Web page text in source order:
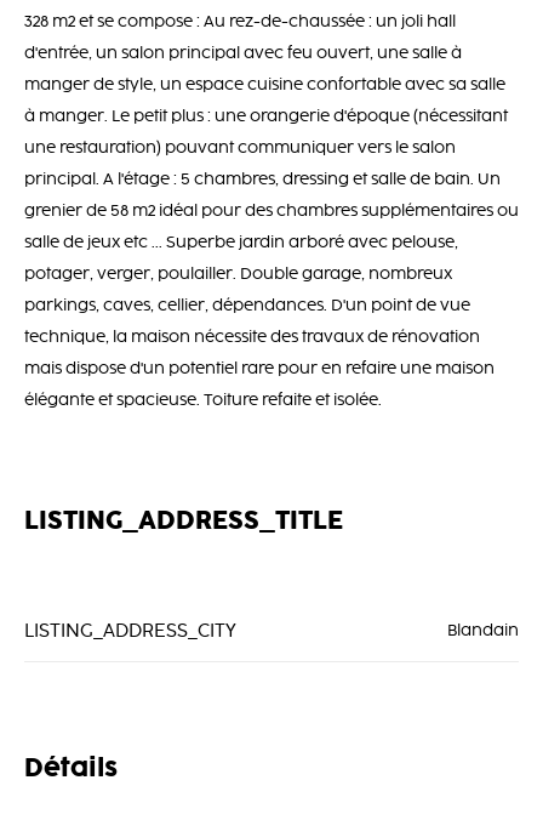
328 m2 et se compose : Au rez-de-chaussée : un joli hall
d'entrée, un salon principal avec feu ouvert, une salle à
manger de style, un espace cuisine confortable avec sa salle
à manger. Le petit plus : une orangerie d'époque (nécessitant
une restauration) pouvant communiquer vers le salon
principal. A l'étage : 5 chambres, dressing et salle de bain. Un
grenier de 58 m2 idéal pour des chambres supplémentaires ou
salle de jeux etc ... Superbe jardin arboré avec pelouse,
potager, verger, poulailler. Double garage, nombreux
parkings, caves, cellier, dépendances. D'un point de vue
technique, la maison nécessite des travaux de rénovation
mais dispose d'un potentiel rare pour en refaire une maison
élégante et spacieuse. Toiture refaite et isolée.
LISTING_ADDRESS_TITLE
LISTING_ADDRESS_CITY Blandain
Détails